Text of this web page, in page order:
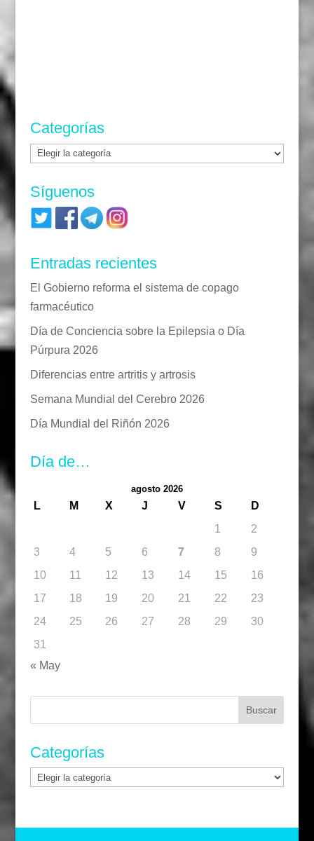
Categorías
Categorías
Síguenos
Entradas recientes
El Gobierno reforma el sistema de copago
farmacéutico
Día de Conciencia sobre la Epilepsia o Día
Púrpura 2026
Diferencias entre artritis y artrosis
Semana Mundial del Cerebro 2026
Día Mundial del Riñón 2026
Día de…
agosto 2026
L M X J V S
D
1
2
3
4 5 6 7 8
9
10
11 12 13 14 15
16
17
18 19 20 21 22
23
24
25 26 27 28 29
30
31
« May
Buscar:
Categorías
Categorías